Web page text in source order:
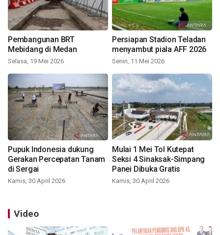
Pembangunan BRT
Mebidang di Medan
Selasa, 19 Mei 2026
Persiapan Stadion Teladan
menyambut piala AFF 2026
Senin, 11 Mei 2026
Pupuk Indonesia dukung
Gerakan Percepatan Tanam
di Sergai
Kamis, 30 April 2026
Mulai 1 Mei Tol Kutepat
Seksi 4 Sinaksak-Simpang
Panei Dibuka Gratis
Kamis, 30 April 2026
Video